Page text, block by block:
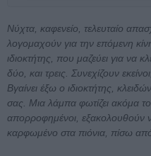
Νύχτα, καφενείο, τελευταίο
λογομαχούν για την επόμενη
ιδιοκτήτης, που μαζεύει για να
δύο, και τρεις. Συνεχίζουν
Βγαίνει έξω ο ιδιοκτήτης,
σας. Μια λάμπα φωτίζει ακόμα
απορροφημένοι, εξακολουθούν
καρφωμένο στα πιόνια, πίσω από